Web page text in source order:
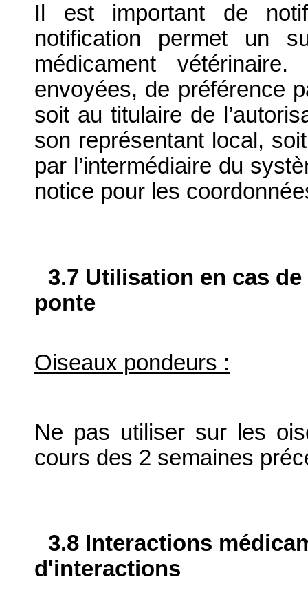
Il est important de
notification permet un
médicament
envoyées, de préférence
soit au titulaire de
son représentant local,
par l’intermédiaire du
notice pour les
3.7 Utilisation en cas
ponte
Oiseaux pondeurs :
Ne pas utiliser sur les
cours des 2 semaines
3.8 Interactions
d'interactions